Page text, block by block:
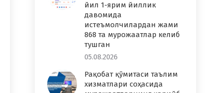
йил 1-ярим йиллик
давомида
истеъмолчилардан жами
868 та мурожаатлар келиб
тушган
05.08.2026
Рақобат қўмитаси таълим
хизматлари соҳасида